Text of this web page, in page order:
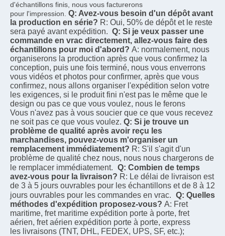
d'échantillons finis, nous vous facturerons
pour l'impression. Q: Avez-vous besoin d'un dépôt avant
la production en série? R: Oui, 50% de dépôt et le reste
sera payé avant expédition. Q: Si je veux passer une
commande en vrac directement, allez-vous faire des
échantillons pour moi d'abord? A: normalement, nous
organiserons la production après que vous confirmez la
conception, puis une fois terminé, nous vous enverrons
vous vidéos et photos pour confirmer, après que vous
confirmez, nous allons organiser l'expédition selon votre
les exigences, si le produit fini n'est pas le même que le
design ou pas ce que vous voulez, nous le ferons
Vous n'avez pas à vous soucier que ce que vous recevez
ne soit pas ce que vous voulez. Q: Si je trouve un
problème de qualité après avoir reçu les
marchandises, pouvez-vous m'organiser un
remplacement immédiatement? R: S'il s'agit d'un
problème de qualité chez nous, nous nous chargerons de
le remplacer immédiatement. Q: Combien de temps
avez-vous pour la livraison? R: Le délai de livraison est
de 3 à 5 jours ouvrables pour les échantillons et de 8 à 12
jours ouvrables pour les commandes en vrac. Q: Quelles
méthodes d'expédition proposez-vous? A: Fret
maritime, fret maritime expédition porte à porte, fret
aérien, fret aérien expédition porte à porte, express
les livraisons (TNT, DHL, FEDEX, UPS, SF, etc.);